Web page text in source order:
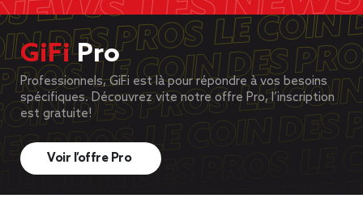
GiFiPro
Professionnels, GiFi est là pour répondre à vos besoins
spécifiques. Découvrez vite notre offre Pro, l’inscription
est gratuite!
Voir l’offre Pro